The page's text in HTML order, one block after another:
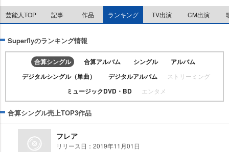
芸能人TOP 記事 作品 ランキング TV出演 CM出演
Superflyのランキング情報
合算シングル 合算アルバム シングル
アルバム
デジタルシングル（単曲）
デジタルアルバム ストリーミング
ミュージックDVD・BD エンタメ
合算シングル売上TOP3作品
フレア
リリース日：2019年11月01日